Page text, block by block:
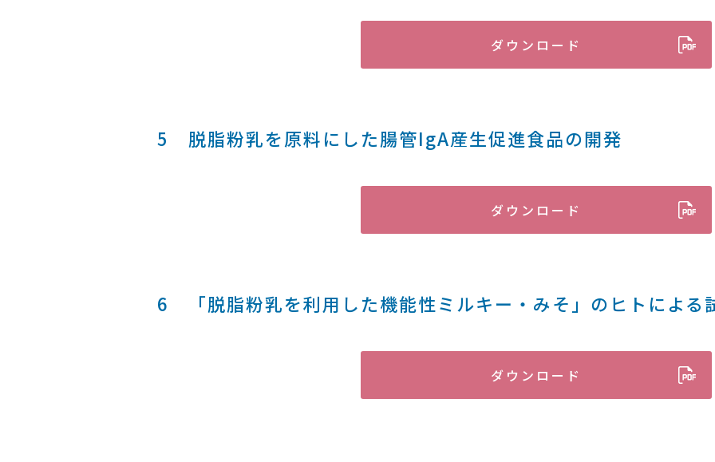
ダウンロード
5 脱脂粉乳を原料にした腸管IgA産生促進食品の開発
ダウンロード
6 「脱脂粉乳を利用した機能性ミルキー・みそ」のヒトによる
ダウンロード